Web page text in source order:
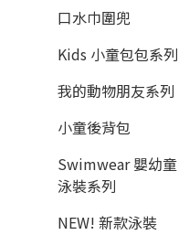
口水巾圍兜
Kids 小童包包系列
我的動物朋友系列
小童後背包
Swimwear 嬰幼
泳裝系列
NEW! 新款泳裝